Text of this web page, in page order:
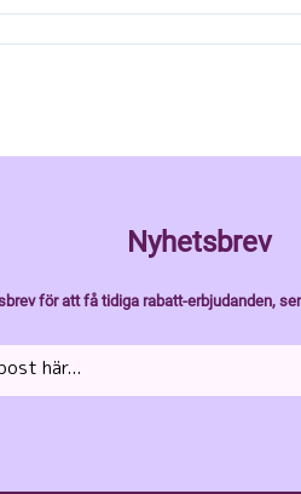
Nyhetsbrev
för att få tidiga rabatt-erbjudanden,